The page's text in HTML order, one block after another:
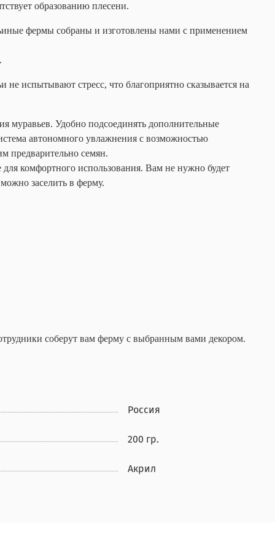
образованию плесени.
фермы собраны и изготовлены нами с применением
испытывают стресс, что благоприятно сказывается на
муравьев. Удобно подсоединять дополнительные
автономного увлажнения с возможностью
предварительно семян.
комфортного использования. Вам не нужно будет
заселить в ферму.
соберут вам ферму с выбранным вами декором.
Россия
200 гр.
Акрил